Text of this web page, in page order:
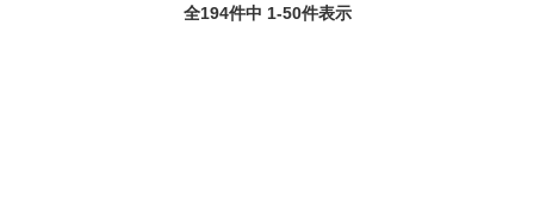
全194件中 1-50件表示